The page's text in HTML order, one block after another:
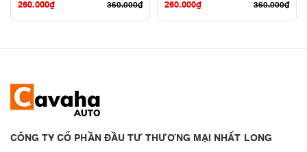
360.000₫
260.000₫ 360.000₫
260.000₫
CÔNG TY CỔ PHẦN ĐẦU TƯ THƯƠNG MẠI NHẤT LONG